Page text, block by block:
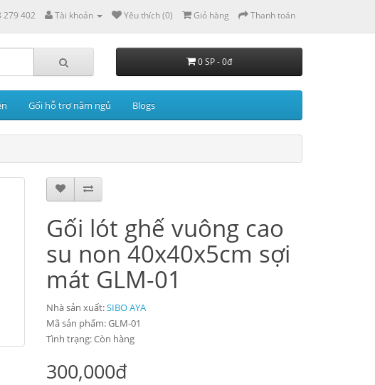
279 402 Tài khoản Yêu thích (0) Giỏ hàng Thanh toán
0 SP - 0đ
Gối hỗ trợ nằm ngủ Blogs
Gối lót ghế vuông cao
su non 40x40x5cm sợi
mát GLM-01
Nhà sản xuất:SIBO AYA
Mã sản phẩm: GLM-01
Tình trạng: Còn hàng
300,000đ